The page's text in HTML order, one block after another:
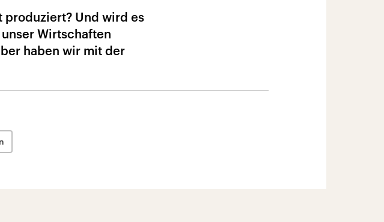
Und wird es
Wirtschaften
haben wir mit der